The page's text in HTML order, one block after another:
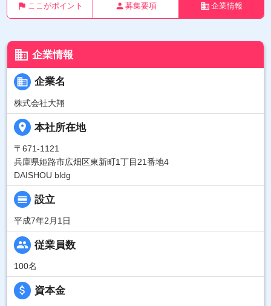
flag ここがポイント person 募集要項 business 企業情報
business 企業情報
business 企業名
株式会社大翔
place 本社所在地
〒671-1121
兵庫県姫路市広畑区東新町1丁目21番地4
DAISHOU bldg
calendar_view_day 設立
平成7年2月1日
people 従業員数
100名
attach_money 資本金